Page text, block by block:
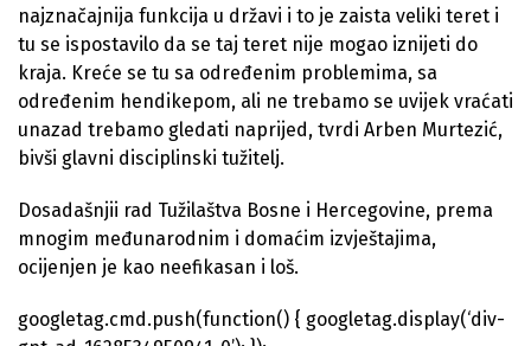
najznačajnija funkcija u državi i to je zaista veliki teret i
tu se ispostavilo da se taj teret nije mogao iznijeti do
kraja. Kreće se tu sa određenim problemima, sa
određenim hendikepom, ali ne trebamo se uvijek vraćati
unazad trebamo gledati naprijed, tvrdi Arben Murtezić,
bivši glavni disciplinski tužitelj.
Dosadašnjii rad Tužilaštva Bosne i Hercegovine, prema
mnogim međunarodnim i domaćim izvještajima,
ocijenjen je kao neefikasan i loš.
googletag.cmd.push(function() { googletag.display(‘div-